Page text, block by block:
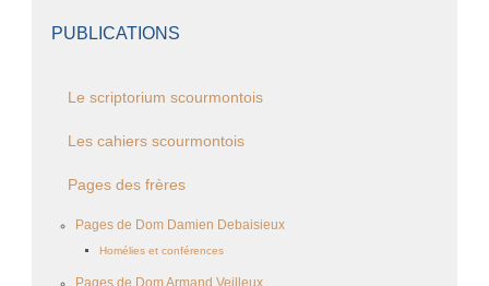
PUBLICATIONS
Le scriptorium scourmontois
Les cahiers scourmontois
Pages des frères
Pages de Dom Damien Debaisieux
Homélies et conférences
Pages de Dom Armand Veilleux